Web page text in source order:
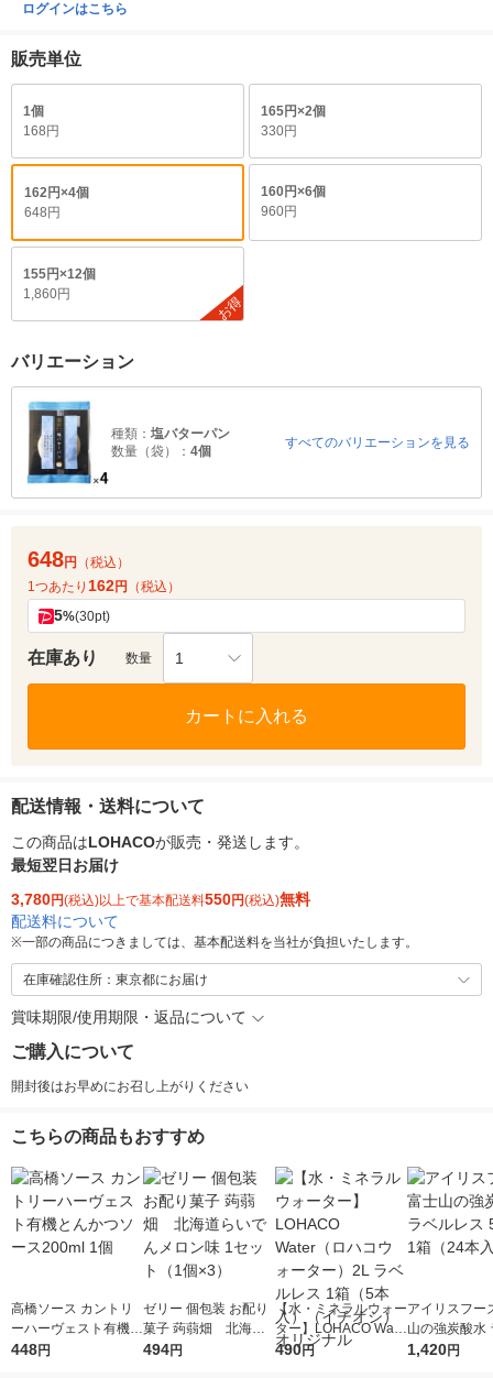
ログインはこちら
販売単位
1個
168円
165円×2個
330円
162円×4個
648円
160円×6個
960円
155円×12個
1,860円
お得
バリエーション
種類： 塩バターパン
数量（袋）： 4個
すべてのバリエーションを見る
648円
（税込）
1つあたり 162円 （税込）
5%(30pt)
在庫あり 数量 1
カートに入れる
配送情報・送料について
この商品はLOHACOが販売・発送します。
最短翌日お届け
3,780円(税込)以上で基本配送料550円(税込)無料
配送料について
※一部の商品につきましては、基本配送料を当社が負担いたします。
在庫確認住所：東京都にお届け
賞味期限/使用期限・返品について
ご購入について
開封後はお早めにお召し上がりください
こちらの商品もおすすめ
高橋ソース カントリ
ーハーヴェスト有機と
んかつソース200ml 1
448円
ゼリー 個包装 お配り
菓子 蒟蒻畑 北海道
らいでんメロン味 1セ
494円
【水・ミネラルウォー
ター】LOHACO Wate
r（ロハコウォータ
490円
アイリスフー
山の強炭酸水
レス 500ml 1
1,420円